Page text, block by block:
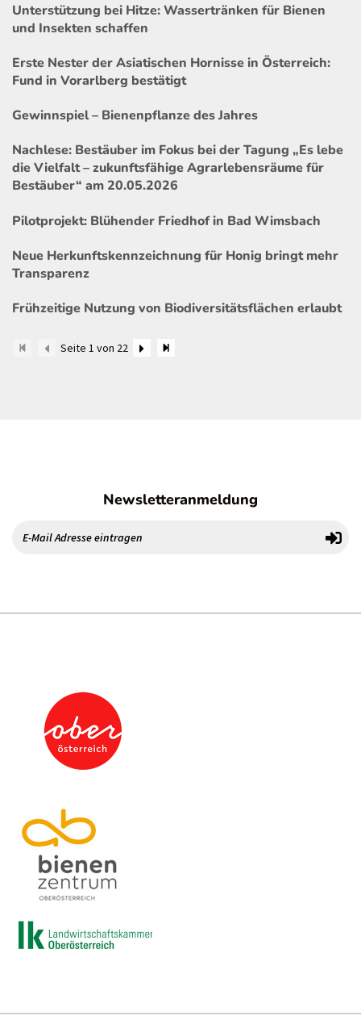
Unterstützung bei Hitze: Wassertränken für Bienen
und Insekten schaffen
Erste Nester der Asiatischen Hornisse in Österreich:
Fund in Vorarlberg bestätigt
Gewinnspiel – Bienenpflanze des Jahres
Nachlese: Bestäuber im Fokus bei der Tagung „Es lebe
die Vielfalt – zukunftsfähige Agrarlebensräume für
Bestäuber“ am 20.05.2026
Pilotprojekt: Blühender Friedhof in Bad Wimsbach
Neue Herkunftskennzeichnung für Honig bringt mehr
Transparenz
Frühzeitige Nutzung von Biodiversitätsflächen erlaubt
Seite 1 von 22
Newsletteranmeldung